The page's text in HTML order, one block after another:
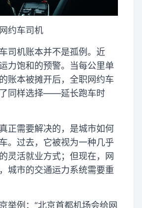
约车司机
司机账本并不是孤例。近
力饱和的预警。当每公里单
账本被摊开后，全职网约车
同样选择——延长跑车时
正需要解决的，是城市如何
。过去，它被视为一种几乎
灵活就业方式；但现在，网
城市的交通运力系统需要重
举例：“北京首都机场会给网